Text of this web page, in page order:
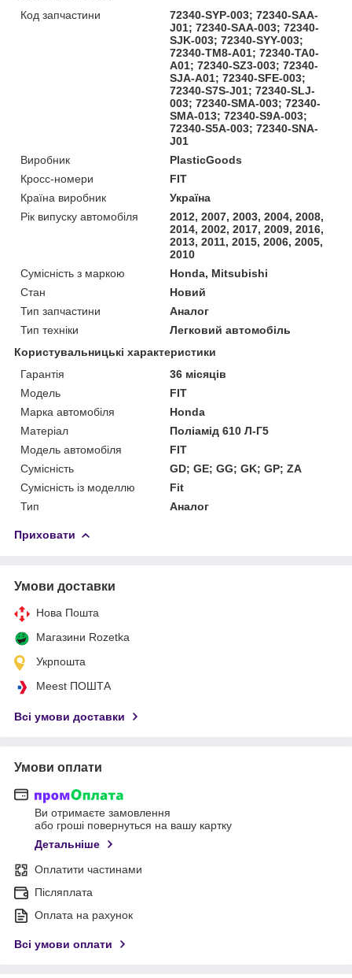
Код запчастини
72340-SYP-003; 72340-SAA-
J01; 72340-SAA-003; 72340-
SJK-003; 72340-SYY-003;
72340-TM8-A01; 72340-TA0-
A01; 72340-SZ3-003; 72340-
SJA-A01; 72340-SFE-003;
72340-S7S-J01; 72340-SLJ-
003; 72340-SMA-003; 72340-
SMA-013; 72340-S9A-003;
72340-S5A-003; 72340-SNA-
J01
Виробник
PlasticGoods
Кросс-номери
FIT
Країна виробник
Україна
Рік випуску автомобіля
2012, 2007, 2003, 2004, 2008,
2014, 2002, 2017, 2009, 2016,
2013, 2011, 2015, 2006, 2005,
2010
Сумісність з маркою
Honda, Mitsubishi
Стан
Новий
Тип запчастини
Аналог
Тип техніки
Легковий автомобіль
Користувальницькі характеристики
Гарантія
36 місяців
Мoдель
FIT
Марка автомобіля
Honda
Матеріал
Поліамід 610 Л-Г5
Модель автомобіля
FIT
Сумісність
GD; GE; GG; GK; GP; ZA
Сумісність із моделлю
Fit
Тип
Аналог
Приховати
Умови доставки
Нова Пошта
Магазини Rozetka
Укрпошта
Meest ПОШТА
Всі умови доставки
Умови оплати
Ви отримаєте замовлення
або гроші повернуться на вашу картку
Детальніше
Оплатити частинами
Післяплата
Оплата на рахунок
Всі умови оплати